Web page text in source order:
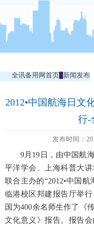
全讯备用网首页 新闻发布
2012•中国航海日文
行-
发布时间：
9月19日，由中国航
平洋学会、上海科普大
联合主办的“2012•中国
临港校区邦建报告厅举
国为400余名师生作了
文化意义》报告。报告